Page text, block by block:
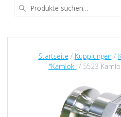
Startseite / Kupplungen /
"Kamlok" / 5523